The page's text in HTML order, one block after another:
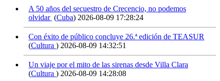
A 50 años del secuestro de Crecencio, no podemos
olvidar (Cuba) 2026-08-09 17:28:24
Con éxito de público concluye 26.ª edición de TEASUR
(Cultura ) 2026-08-09 14:32:51
Un viaje por el mito de las sirenas desde Villa Clara
(Cultura ) 2026-08-09 14:28:08